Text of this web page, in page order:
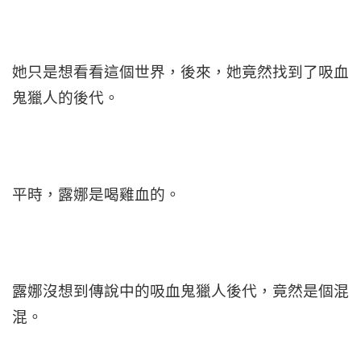
她只是想看看這個世界，後來，她竟然找到了吸血
鬼獵人的後代。
平時，露娜是喝雞血的。
露娜沒想到傳說中的吸血鬼獵人後代，竟然是個混
混。